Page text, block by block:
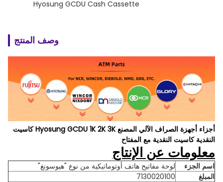
Hyosung GCDU Cash Cassette
وصف المنتج
أجزاء أجهزة الصراف الآلي المصنع Hyosung GCDU 1K 2K 3K كاسيت
النقدية كاسيت النقدية مع المفتاح
معلومات عن الإنتاج
اسم الجزء لوحة مفاتيح هاتف أوتوماتيكية من نوع "هيوسونغ"
المبلغ 7130020100